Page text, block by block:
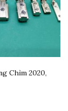
Chìm 2020,